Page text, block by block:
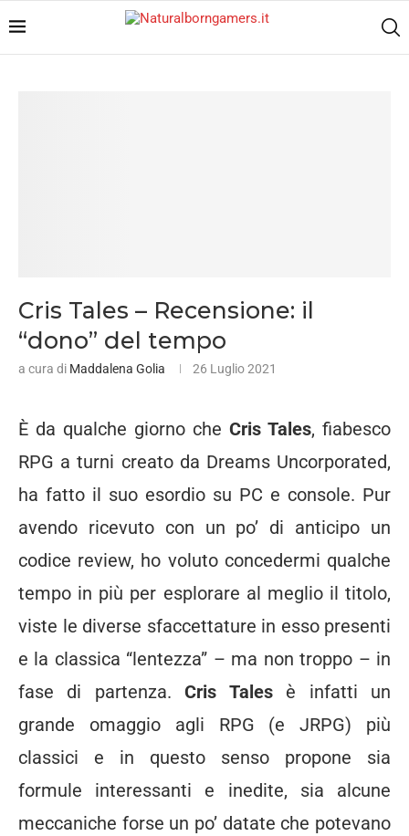
Cris Tales – Recensione: il
“dono” del tempo
a cura di Maddalena Golia 26 Luglio 2021
È da qualche giorno che Cris Tales, fiabesco
RPG a turni creato da Dreams Uncorporated,
ha fatto il suo esordio su PC e console. Pur
avendo ricevuto con un po’ di anticipo un
codice review, ho voluto concedermi qualche
tempo in più per esplorare al meglio il titolo,
viste le diverse sfaccettature in esso presenti
e la classica “lentezza” – ma non troppo – in
fase di partenza.Cris Talesè infatti un
grande omaggio agli RPG (e JRPG) più
classici e in questo senso propone sia
formule interessanti e inedite, sia alcune
meccaniche forse un po’ datate che potevano